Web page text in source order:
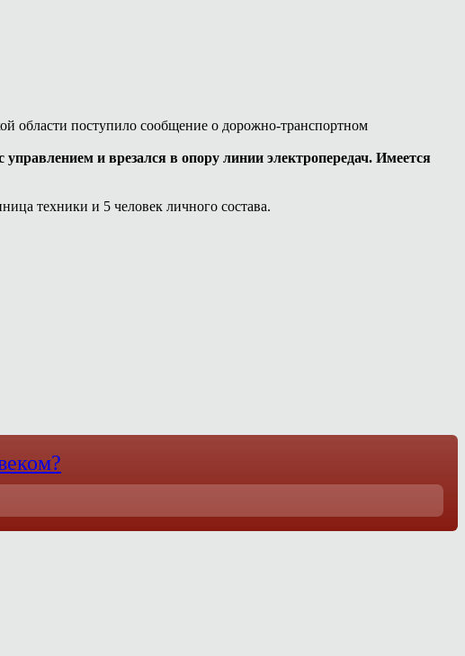
области поступило сообщение о дорожно-транспортном
и врезался в опору линии электропередач. Имеется
техники и 5 человек личного состава.